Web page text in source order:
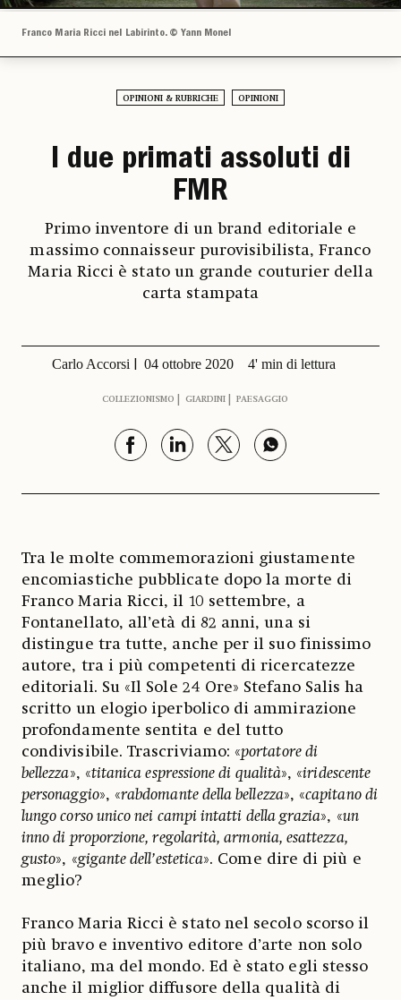
Franco Maria Ricci nel Labirinto. © Yann Monel
OPINIONI & RUBRICHE OPINIONI
I due primati assoluti di
FMR
Primo inventore di un brand editoriale e
massimo connaisseur purovisibilista, Franco
Maria Ricci è stato un grande couturier della
carta stampata
Carlo Accorsi 04 ottobre 2020 4' min di lettura
COLLEZIONISMO GIARDINI PAESAGGIO
Tra le molte commemorazioni giustamente
encomiastiche pubblicate dopo la morte di
Franco Maria Ricci, il 10 settembre, a
Fontanellato, all’età di 82 anni, una si
distingue tra tutte, anche per il suo finissimo
autore, tra i più competenti di ricercatezze
editoriali. Su «Il Sole 24 Ore» Stefano Salis ha
scritto un elogio iperbolico di ammirazione
profondamente sentita e del tutto
condivisibile. Trascriviamo: «portatore di
bellezza», «titanica espressione di qualità», «iridescente
personaggio», «rabdomante della bellezza», «capitano di
lungo corso unico nei campi intatti della grazia», «un
inno di proporzione, regolarità, armonia, esattezza,
gusto», «gigante dell’estetica». Come dire di più e
meglio?
Franco Maria Ricci è stato nel secolo scorso il
più bravo e inventivo editore d’arte non solo
italiano, ma del mondo. Ed è stato egli stesso
anche il miglior diffusore della qualità di